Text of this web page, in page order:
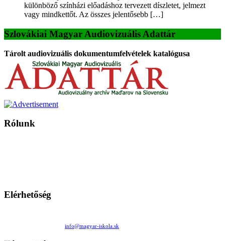
különböző színházi előadáshoz tervezett díszletet, jelmezt
vagy mindkettőt. Az összes jelentősebb […]
Szlovákiai Magyar Audiovizuális Adattár
Tárolt audiovizuális dokumentumfelvételek katalógusa
Rólunk
Elérhetőség
info@magyar-iskola.sk